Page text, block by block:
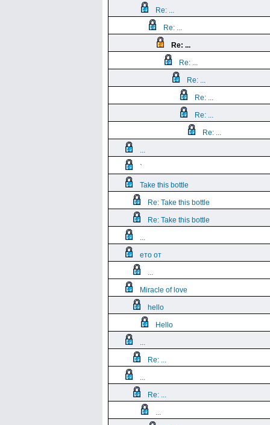
Re: ...
Re: ...
Re: ...
Re: ...
Re: ...
Re: ...
Re: ...
Re: ...
...
`
Take this bottle
Re: Take this bottle
Re: Take this bottle
...
ето от
...
Miracle of love
hello
Hello
...
Re: ...
...
Re: ...
...